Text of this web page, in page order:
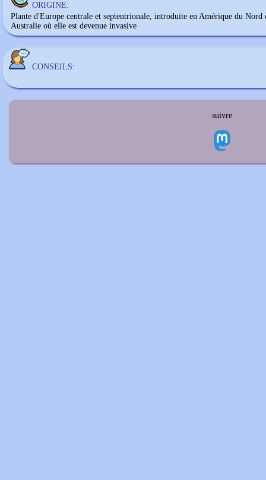
ORIGINE:
Plante d'Europe centrale et septentrionale, introduite en Amérique du Nord
Australie où elle est devenue invasive
CONSEILS:
suivre